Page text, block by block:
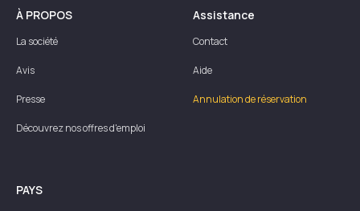
À PROPOS
La société
Avis
Presse
Découvrez nos offres d'emploi
Assistance
Contact
Aide
Annulation de réservation
PAYS